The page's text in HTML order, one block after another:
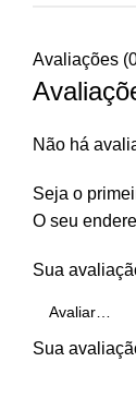
Avaliações
Não há
Seja o
O seu
Sua
Sua